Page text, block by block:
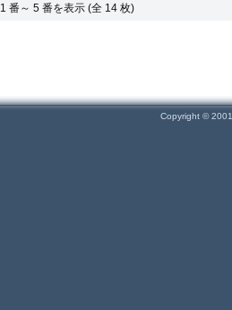
1 番～ 5 番を表示 (全 14 枚)
Copyright ©